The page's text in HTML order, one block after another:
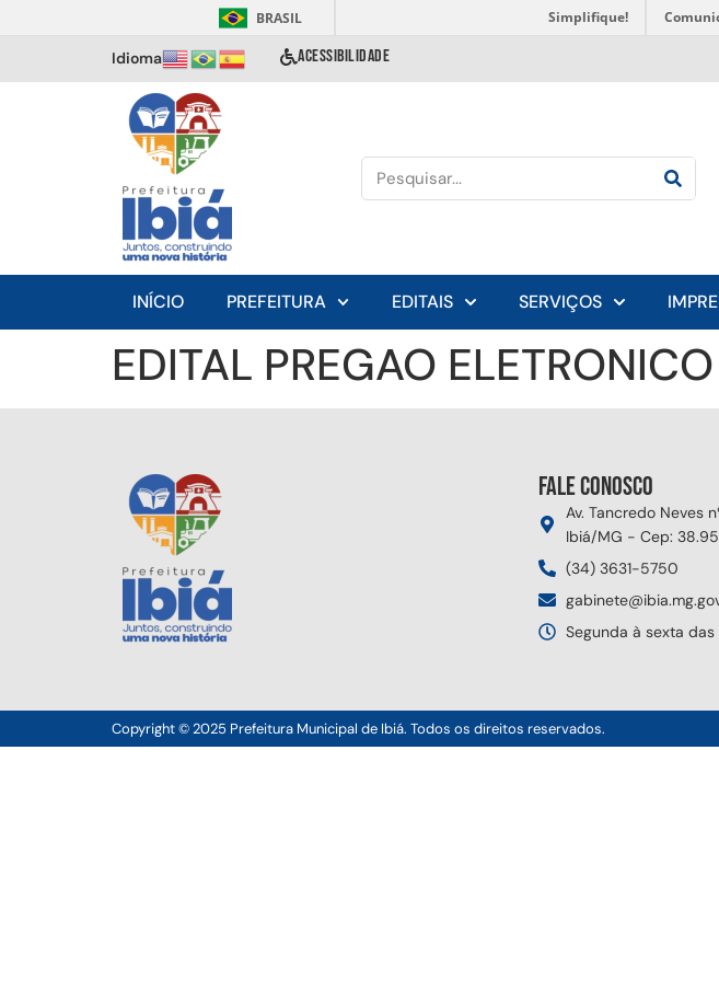
BRASIL Simplifique!
Idioma ACESSIBILIDADE
INÍCIO PREFEITURA EDITAIS SERVIÇOS
EDITAL PREGAO
Fale conosco
Av. Tancredo Neves
Ibiá/MG - Cep:
(34) 3631-5750
Segunda à sexta
Copyright © 2025 Prefeitura Municipal de Ibiá. Todos os direitos reservados.